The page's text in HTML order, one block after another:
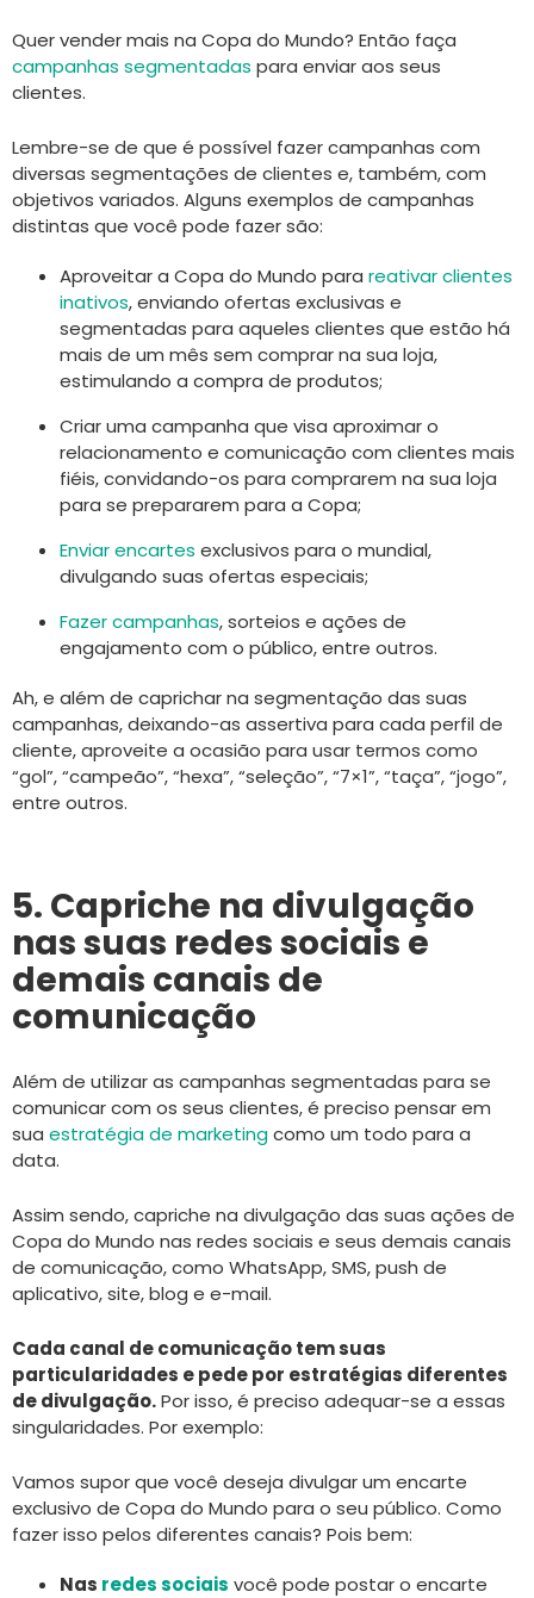
Quer vender mais na Copa do Mundo? Então faça
campanhas segmentadas para enviar aos seus
clientes.
Lembre-se de que é possível fazer campanhas com
diversas segmentações de clientes e, também, com
objetivos variados. Alguns exemplos de campanhas
distintas que você pode fazer são:
Aproveitar a Copa do Mundo para reativar clientes
inativos, enviando ofertas exclusivas e
segmentadas para aqueles clientes que estão há
mais de um mês sem comprar na sua loja,
estimulando a compra de produtos;
Criar uma campanha que visa aproximar o
relacionamento e comunicação com clientes mais
fiéis, convidando-os para comprarem na sua loja
para se prepararem para a Copa;
Enviar encartes exclusivos para o mundial,
divulgando suas ofertas especiais;
Fazer campanhas, sorteios e ações de
engajamento com o público, entre outros.
Ah, e além de caprichar na segmentação das suas
campanhas, deixando-as assertiva para cada perfil de
cliente, aproveite a ocasião para usar termos como
“gol”, “campeão”, “hexa”, “seleção”, “7×1”, “taça”, “jogo”,
entre outros.
5. Capriche na divulgação
nas suas redes sociais e
demais canais de
comunicação
Além de utilizar as campanhas segmentadas para se
comunicar com os seus clientes, é preciso pensar em
sua estratégia de marketingcomo um todo para a
data.
Assim sendo, capriche na divulgação das suas ações de
Copa do Mundo nas redes sociais e seus demais canais
de comunicação, como WhatsApp, SMS, push de
aplicativo, site, blog e e-mail.
Cada canal de comunicação tem suas
particularidades e pede por estratégias diferentes
de divulgação.Por isso, é preciso adequar-se a essas
singularidades. Por exemplo:
Vamos supor que você deseja divulgar um encarte
exclusivo de Copa do Mundo para o seu público. Como
fazer isso pelos diferentes canais? Pois bem:
Nas redes sociais você pode postar o encarte